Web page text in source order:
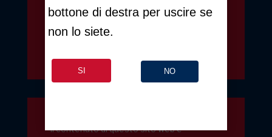
 Email
oncology@did.it
Il contenuto di questo sito web è
bottone di destra per uscire se
non lo siete.
SI NO